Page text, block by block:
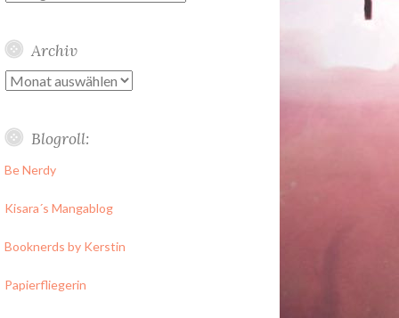
Archiv
Archiv
Blogroll:
Be Nerdy
Kisara´s Mangablog
Booknerds by Kerstin
Papierfliegerin